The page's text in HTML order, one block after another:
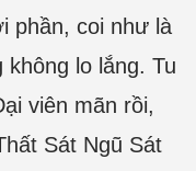
phần, coi như là
lo lắng. Tu
viên mãn rồi,
Sát Ngũ Sát